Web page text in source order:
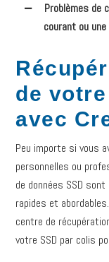
Problèmes de
courant ou
de votre
avec
Peu importe si vous
personnelles ou
de données SSD
rapides et
centre de
votre SSD par colis